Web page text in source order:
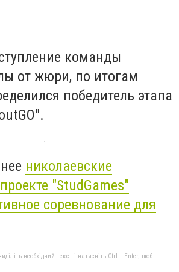
команды
от жюри, по итогам
победитель этапа
николаевские
"StudGames"
соревнование для
необхідний текст і натисніть Ctrl + Enter, щоб